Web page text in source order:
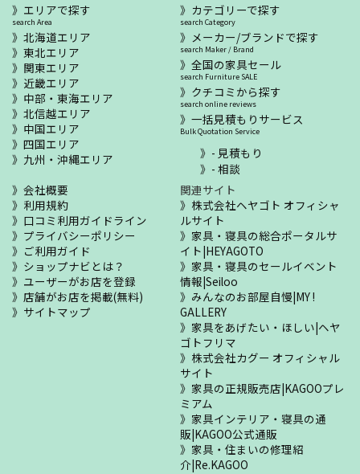
エリアで探す
search Area
北海道エリア
東北エリア
関東エリア
近畿エリア
中部・東海エリア
北信越エリア
中国エリア
四国エリア
九州・沖縄エリア
カテゴリーで探す
search Category
メーカー/ブランドで探す
search Maker / Brand
全国の家具セール
search Furniture SALE
クチコミから探す
search online reviews
一括見積もりサービス
Bulk Quotation Service
- 見積もり
- 相談
会社概要
利用規約
口コミ利用ガイドライン
プライバシーポリシー
ご利用ガイド
ショップナビとは？
ユーザーがお店を登録
店舗がお店を掲載(無料)
サイトマップ
関連サイト
株式会社ヘヤゴト オフィシャ
ルサイト
家具・寝具の総合ポータルサ
イト|HEYAGOTO
家具・寝具のセールイベント
情報|Seiloo
みんなのお部屋自慢|MY !
GALLERY
家具をあげたい・ほしい|ヘヤ
ゴトフリマ
株式会社カグー オフィシャル
サイト
家具の正規販売店|KAGOOプレ
ミアム
家具インテリア・寝具の通
販|KAGOO公式通販
家具・住まいの修理紹
介|Re.KAGOO